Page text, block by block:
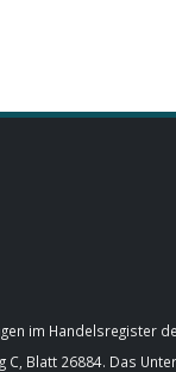
im Handelsregister
C, Blatt 26884. Das